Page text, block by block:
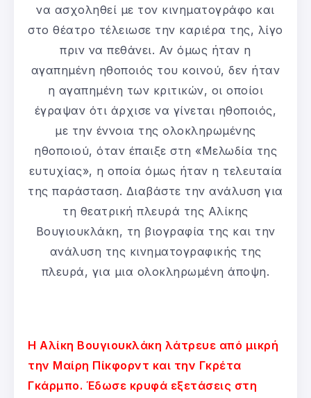
να ασχοληθεί με τον κινηματογράφο και
στο θέατρο τέλειωσε την καριέρα της, λίγο
πριν να πεθάνει. Αν όμως ήταν η
αγαπημένη ηθοποιός του κοινού, δεν ήταν
η αγαπημένη των κριτικών, οι οποίοι
έγραψαν ότι άρχισε να γίνεται ηθοποιός,
με την έννοια της ολοκληρωμένης
ηθοποιού, όταν έπαιξε στη «Μελωδία της
ευτυχίας», η οποία όμως ήταν η τελευταία
της παράσταση. Διαβάστε την ανάλυση για
τη θεατρική πλευρά της Αλίκης
Βουγιουκλάκη, τη βιογραφία της και την
ανάλυση της κινηματογραφικής της
πλευρά, για μια ολοκληρωμένη άποψη.
Η Αλίκη Βουγιουκλάκη λάτρευε από μικρή
την Μαίρη Πίκφορντ και την Γκρέτα
Γκάρμπο. Έδωσε κρυφά εξετάσεις στη